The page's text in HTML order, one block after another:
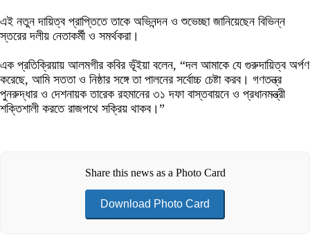
এই নতুন দায়িত্ব প্রাপ্তিতে তাকে অভিনন্দন ও শুভেচ্ছা জানিয়েছেন বিভিন্ন
স্তরের দলীয় নেতাকর্মী ও সমর্থকরা।
এক প্রতিক্রিয়ায় আলমগীর কবির ভূঁইয়া বলেন, “দল আমাকে যে গুরুদায়িত্ব অর্পণ
করেছে, আমি সততা ও নিষ্ঠার সঙ্গে তা পালনের সর্বোচ্চ চেষ্টা করব। গণতন্ত্র
পুনরুদ্ধার ও দেশনায়ক তারেক রহমানের ৩১ দফা বাস্তবায়নে ও প্রধানমন্ত্রী
শক্তিশালী করতে রাজপথে সক্রিয় থাকব।”
Share this news as a Photo Card
Download Photo Card